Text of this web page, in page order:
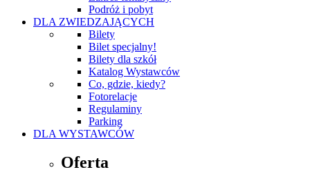
Podróż i pobyt
DLA ZWIEDZAJĄCYCH
Bilety
Bilet specjalny!
Bilety dla szkół
Katalog Wystawców
Co, gdzie, kiedy?
Fotorelacje
Regulaminy
Parking
DLA WYSTAWCÓW
Oferta